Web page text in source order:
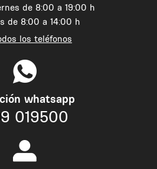
de 8:00 a 19:00 h
de 8:00 a 14:00 h
los teléfonos
whatsapp
019500